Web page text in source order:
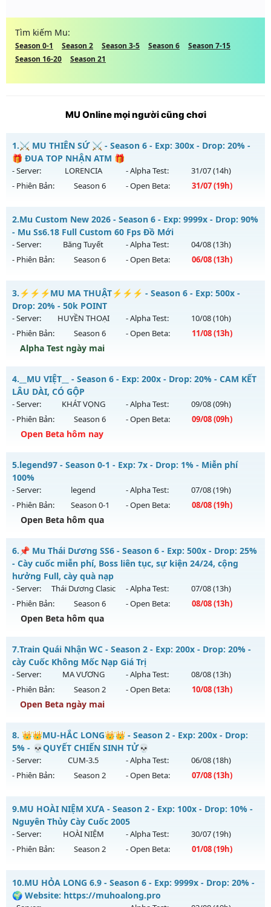
Tìm kiếm Mu:
Season 0-1 Season 2 Season 3-5 Season 6
Season 7-15
Season 16-20
Season 21
MU Online mọi người cũng chơi
1.⚔️ MU THIÊN SỨ ⚔️ - Season 6 - Exp: 300x - Drop: 20% -
🎁 ĐUA TOP NHẬN ATM 🎁
- Server: LORENCIA - Alpha Test: 31/07(14h)
- Phiên Bản:
Season 6 - Open Beta: 31/07(19h)
Mu mới ra tháng 07 2026 - Mở máy chủ
ngày 31/07/2626
Exp: 300x - Drop: 20%
Thể loại: Mu Nguyên bản Webzen
Antihack: BDCAM
2.Mu Custom New 2026 - Season 6 - Exp: 9999x - Drop: 90%
- Mu Ss6.18 Full Custom 60 Fps Đồ Mới
- Server: Băng Tuyết - Alpha Test: 04/08(13h)
- Phiên Bản:
Season 6 - Open Beta: 06/08(13h)
Mu Custom New 2026 - Mu Ss6.18 Full Custom 60 Fps Đồ
Mới
Mu mới ra tháng 08 2026 - Mở máy chủ
Băng Tuyếtvào 13h
ngày 06/08/2626
Exp: 9999x - Drop: 90%
Thể loại: Mu Custom thêm đồ mới
Antihack: Gold Dragon
3. ⚡⚡⚡MU MA THUẬT⚡⚡⚡ - Season 6 - Exp: 500x -
Drop: 20% - 50k POINT
- Server: HUYỀN THOẠI - Alpha Test: 10/08(10h)
- Phiên Bản:
Season 6 - Open Beta: 11/08(13h)
Alpha Test ngày mai
⚡⚡⚡MU MA THUẬT⚡⚡⚡ - 50k POINT
Mu mới ra tháng 08 2026 - Mở máy chủ
13h ngày 11/08/2626
Exp: 500x - Drop: 20%
Kiểu reset: Reset In Game
Antihack: SHARK
4. __MU VIỆT__ - Season 6 - Exp: 200x - Drop: 20% - CAM KẾT
LÂU DÀI, CÓ GỘP
- Server: KHÁT VỌNG - Alpha Test: 09/08(09h)
- Phiên Bản:
Season 6 - Open Beta: 09/08(09h)
Open Beta hôm nay
__MU VIỆT__ - CAM KẾT LÂU DÀI, CÓ GỘP
Mu mới ra tháng 08 2026 - Mở máy chủ
09h ngày 09/08/2626
Exp: 200x - Drop: 20%
Kiểu reset: Reset In Game
Thể loại: Mu Nguyên bản Webzen
Antihack: GoldShield
5.legend97 - Season 0-1 - Exp: 7x - Drop: 1% - Miễn phí
100%
- Server: legend - Alpha Test: 07/08(19h)
- Phiên Bản:
Season 0-1 - Open Beta: 08/08(19h)
Open Beta hôm qua
legend97 - Miễn phí 100%
Mu mới ra tháng 08 2026 - Mở máy chủlegendvào 19h
ngày 08/08/2626
Exp: 7x - Drop: 1%
Antihack: Bandicam Hack 100%
6. 📌 Mu Thái Dương SS6 - Season 6 - Exp: 500x - Drop: 25%
- Cày cuốc miễn phí, Boss liên tục, sự kiện 24/24, cộng
hưởng Full, cày quà nạp
- Server: Thái Dương Clasic - Alpha Test: 07/08(13h)
- Phiên Bản:
Season 6 - Open Beta: 08/08(13h)
Open Beta hôm qua
📌 Mu Thái Dương SS6 - Cày cuốc miễn phí, Boss liên tục,
sự kiện 24/24, cộng hưởng Full, cày quà nạp
Mu mới ra tháng 08 2026 - Mở máy chủ
Thái Dương Clasic
vào 13h ngày 08/08/2626
Exp: 500x - Drop: 25%
Thể loại: Mu Nguyên bản Webzen
Antihack: VIP SHIELD
7.Train Quái Nhận WC - Season 2 - Exp: 200x - Drop: 20% -
cày Cuốc Không Mốc Nạp Giá Trị
- Server: MA VƯƠNG - Alpha Test: 08/08(13h)
- Phiên Bản:
Season 2 - Open Beta: 10/08(13h)
Open Beta ngày mai
Train Quái Nhận WC - cày Cuốc Không Mốc Nạp Giá Trị
Mu mới ra tháng 08 2026 - Mở máy chủ
13h ngày 10/08/2626
Exp: 200x - Drop: 20%
Thể loại: Mu Nguyên bản Webzen
Antihack: GameGuard
8. 👑👑MU-HẮC LONG👑👑 - Season 2 - Exp: 200x - Drop:
5% - 💀QUYẾT CHIẾN SINH TỬ💀
- Server: CUM-3.5 - Alpha Test: 06/08(18h)
- Phiên Bản:
Season 2 - Open Beta: 07/08(13h)
👑👑MU-HẮC LONG👑👑 - 💀QUYẾT CHIẾN SINH TỬ💀
Mu mới ra tháng 08 2026 - Mở máy chủ
ngày 07/08/2626
Exp: 200x - Drop: 5%
Thể loại: Mu Nguyên bản Webzen
9.MU HOÀI NIỆM XƯA - Season 2 - Exp: 100x - Drop: 10% -
Nguyên Thủy Cày Cuốc 2005
- Server: HOÀI NIỆM - Alpha Test: 30/07(19h)
- Phiên Bản:
Season 2 - Open Beta: 01/08(19h)
MU HOÀI NIỆM XƯA - Nguyên Thủy Cày Cuốc 2005
Mu mới ra tháng 08 2026 - Mở máy chủ
10.MU HỎA LONG 6.9 - Season 6 - Exp: 9999x - Drop: 20% -
🌍 Website: https://muhoalong.pro